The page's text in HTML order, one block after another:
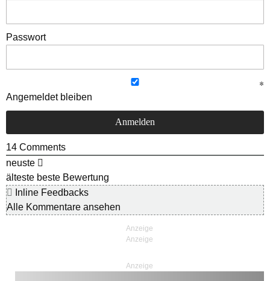
Passwort
Angemeldet bleiben
14 Comments
neuste
älteste beste Bewertung
Inline Feedbacks
Alle Kommentare ansehen
Anzeige